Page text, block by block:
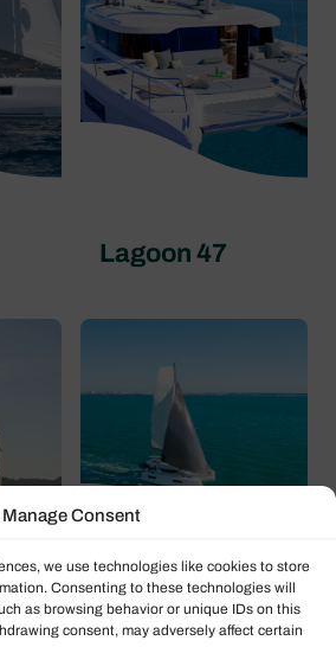
Manage Consent
we use technologies like cookies to store
Consenting to these technologies will
as browsing behavior or unique IDs on this
consent, may adversely affect certain
Lagoon 47
Lagoon 38